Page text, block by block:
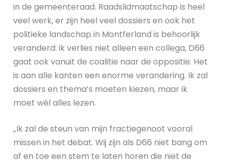
in de gemeenteraad. Raadslidmaatschap is heel
veel werk, er zijn heel veel dossiers en ook het
politieke landschap in Montferland is behoorlijk
veranderd: ik verlies niet alleen een collega, D66
gaat ook vanuit de coalitie naar de oppositie. Het
is aan alle kanten een enorme verandering. Ik zal
dossiers en thema’s moeten kiezen, maar ik
moet wél alles lezen.
„Ik zal de steun van mijn fractiegenoot vooral
missen in het debat. Wij zijn als D66 niet bang om
af en toe een stem te laten horen die niet de